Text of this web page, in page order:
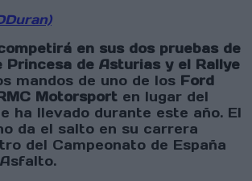
en sus dos pruebas de
Princesa de Asturias y el Rallye
mandos de uno de los Ford
Motorsport en lugar del
ha llevado durante este año. El
da el salto en su carrera
del Campeonato de España